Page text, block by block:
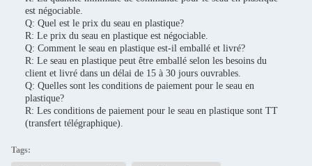
est négociable.
Q: Quel est le prix du seau en plastique?
R: Le prix du seau en plastique est négociable.
Q: Comment le seau en plastique est-il emballé et livré?
R: Le seau en plastique peut être emballé selon les besoins du
client et livré dans un délai de 15 à 30 jours ouvrables.
Q: Quelles sont les conditions de paiement pour le seau en
plastique?
R: Les conditions de paiement pour le seau en plastique sont TT
(transfert télégraphique).
Tags: